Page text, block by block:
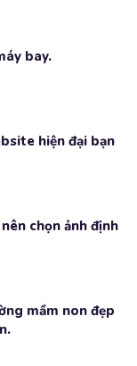
bay.
hiện đại bạn
chọn ảnh định
mầm non đẹp